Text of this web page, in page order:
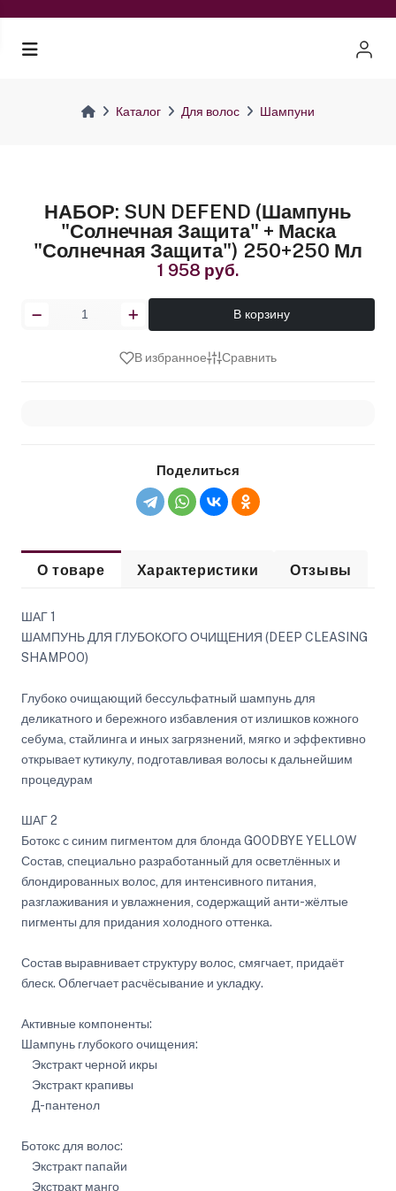
Каталог Для волос Шампуни
НАБОР: SUN DEFEND (Шампунь
"Солнечная Защита" + Маска
"Солнечная Защита") 250+250 Мл
1 958 руб.
В корзину
В избранное Сравнить
Поделиться
О товаре Характеристики Отзывы
ШАГ 1
ШАМПУНЬ ДЛЯ ГЛУБОКОГО ОЧИЩЕНИЯ (DEEP CLEASING
SHAMPOO)
Глубоко очищающий бессульфатный шампунь для
деликатного и бережного избавления от излишков кожного
себума, стайлинга и иных загрязнений, мягко и эффективно
открывает кутикулу, подготавливая волосы к дальнейшим
процедурам
ШАГ 2
Ботокс с синим пигментом для блонда GOODBYE YELLOW
Состав, специально разработанный для осветлённых и
блондированных волос, для интенсивного питания,
разглаживания и увлажнения, содержащий анти-жёлтые
пигменты для придания холодного оттенка.
Состав выравнивает структуру волос, смягчает, придаёт
блеск. Облегчает расчёсывание и укладку.
Активные компоненты:
Шампунь глубокого очищения:
Экстракт черной икры
Экстракт крапивы
Д-пантенол
Ботокс для волос:
Экстракт папайи
Экстракт манго